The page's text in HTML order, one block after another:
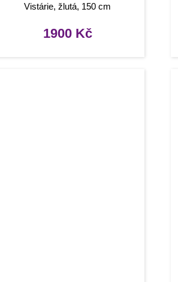
Vistárie, žlutá, 150 cm
1900 Kč